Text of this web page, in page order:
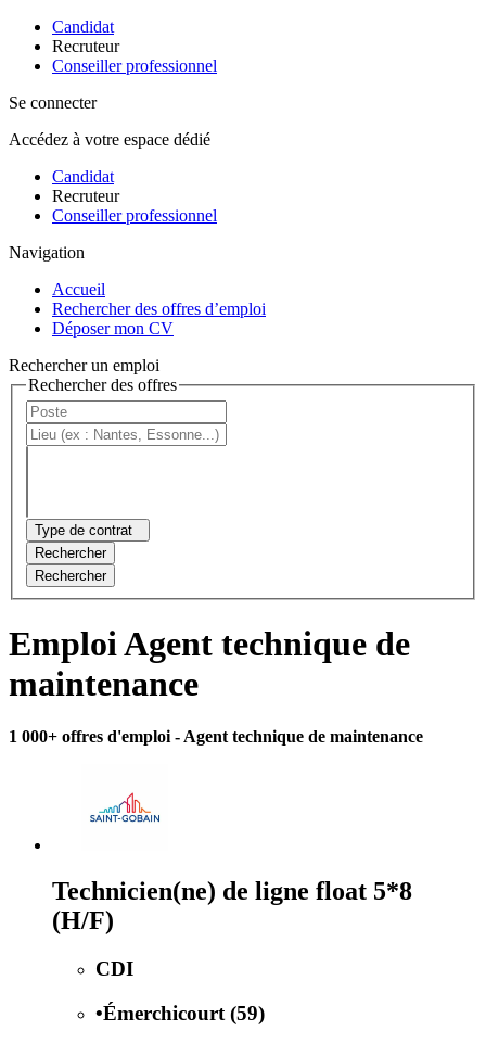
Candidat
Recruteur
Conseiller professionnel
Se connecter
Accédez à votre espace dédié
Candidat
Recruteur
Conseiller professionnel
Navigation
Accueil
Rechercher des offres d’emploi
Déposer mon CV
Rechercher un emploi
Rechercher des offres
Type de contrat
Rechercher
Rechercher
Emploi Agent technique de
maintenance
1 000+ offres d'emploi - Agent technique de maintenance
Technicien(ne) de ligne float 5*8
(H/F)
CDI
•Émerchicourt (59)